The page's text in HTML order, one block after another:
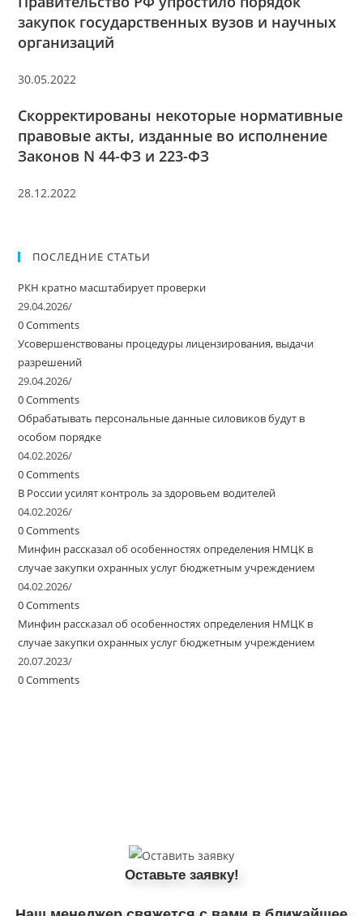
закупок государственных вузов и научных
организаций
30.05.2022
Скорректированы некоторые нормативные
правовые акты, изданные во исполнение
Законов N 44-ФЗ и 223-ФЗ
28.12.2022
ПОСЛЕДНИЕ СТАТЬИ
РКН кратно масштабирует проверки
29.04.2026/
0 Comments
Усовершенствованы процедуры лицензирования, выдачи
разрешений
29.04.2026/
0 Comments
Обрабатывать персональные данные силовиков будут в
особом порядке
04.02.2026/
0 Comments
В России усилят контроль за здоровьем водителей
04.02.2026/
0 Comments
Минфин рассказал об особенностях определения НМЦК в
случае закупки охранных услуг бюджетным учреждением
04.02.2026/
0 Comments
Минфин рассказал об особенностях определения НМЦК в
случае закупки охранных услуг бюджетным учреждением
20.07.2023/
0 Comments
Оставьте заявку!